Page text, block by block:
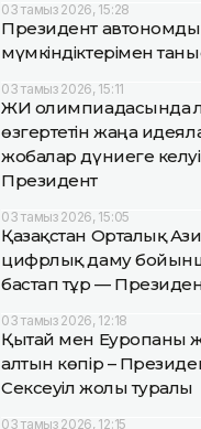
03 тамыз 2026, 15:28
Президент
мүмкіндіктерімен
03 тамыз 2026, 15:11
ЖИ олимпиадасында
өзгертетін жаңа
жобалар дүниеге
Президент
03 тамыз 2026, 15:05
Қазақстан Орталық
цифрлық даму
бастап тұр —
03 тамыз 2026, 12:18
Қытай мен Еуропаны
алтын көпір –
Сексеуіл жолы туралы
03 тамыз 2026, 12:15